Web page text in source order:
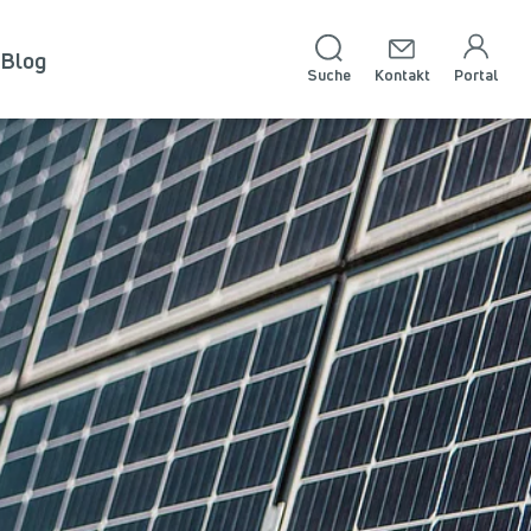
Blog Suche Kontakt Portal